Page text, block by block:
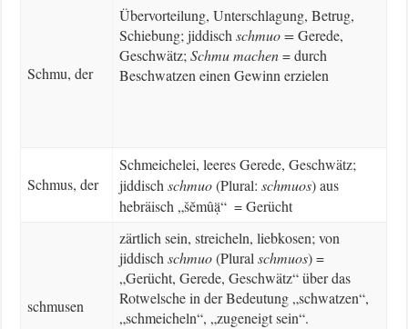
Schmu, der
Übervorteilung, Unterschlagung, Betrug,
Schiebung; jiddischschmuo =Gerede,
Geschwätz;Schmu machen= durch
Beschwatzen einen Gewinn erzielen
Schmus, der
Schmeichelei, leeres Gerede, Geschwätz;
jiddischschmuo(Plural: schmuos) aus
hebräisch „šĕmûạ̈“ = Gerücht
schmusen
zärtlich sein, streicheln, liebkosen; von
jiddischschmuo(Pluralschmuos) =
„Gerücht, Gerede, Geschwätz“ über das
Rotwelsche in der Bedeutung „schwatzen“,
„schmeicheln“, „zugeneigt sein“.